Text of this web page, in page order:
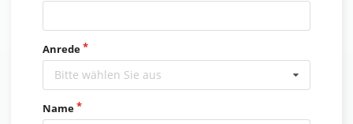
Anrede
Bitte wählen Sie aus
Name